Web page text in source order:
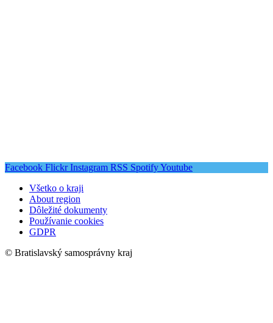
Facebook Flickr Instagram RSS SpotifyYoutube
Všetko o kraji
About region
Dôležité dokumenty
Používanie cookies
GDPR
© Bratislavský samosprávny kraj